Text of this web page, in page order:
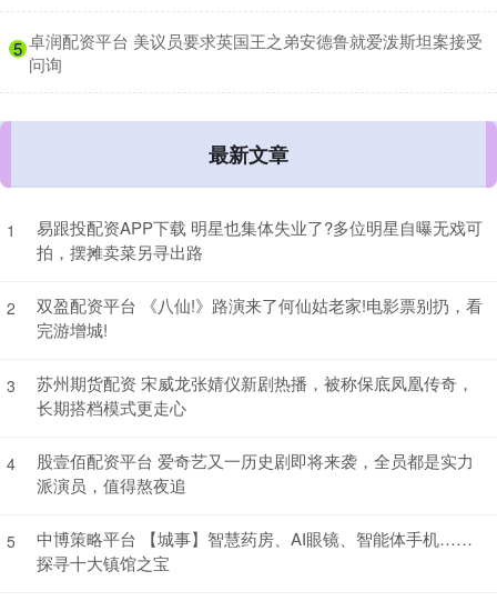
5 ​卓润配资平台 美议员要求英国王之弟安德鲁就爱泼斯坦案接受
问询
最新文章
1
易跟投配资APP下载 明星也集体失业了?多位明星自曝无戏可
拍，摆摊卖菜另寻出路
2
双盈配资平台 《八仙!》路演来了何仙姑老家!电影票别扔，看
完游增城!
3
苏州期货配资 宋威龙张婧仪新剧热播，被称保底凤凰传奇，
长期搭档模式更走心
4
股壹佰配资平台 爱奇艺又一历史剧即将来袭，全员都是实力
派演员，值得熬夜追
5
中博策略平台 【城事】智慧药房、AI眼镜、智能体手机……
探寻十大镇馆之宝